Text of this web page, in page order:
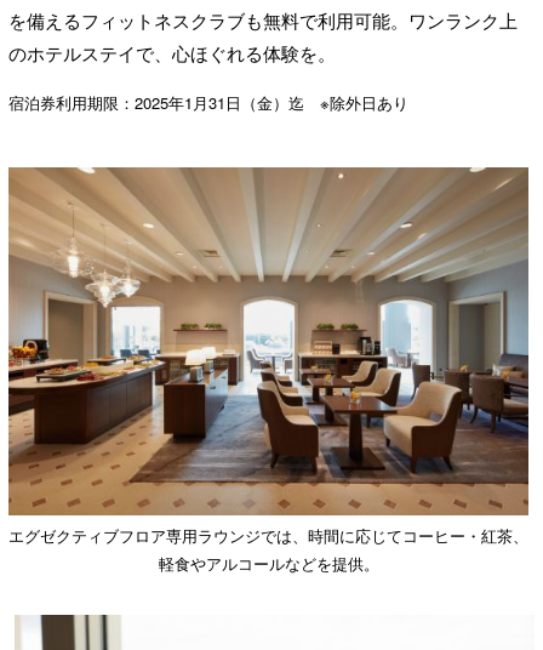
を備えるフィットネスクラブも無料で利用可能。ワンランク上
のホテルステイで、心ほぐれる体験を。
宿泊券利用期限：2025年1月31日（金）迄 ※除外日あり
エグゼクティブフロア専用ラウンジでは、時間に応じてコーヒー・紅茶、
軽食やアルコールなどを提供。